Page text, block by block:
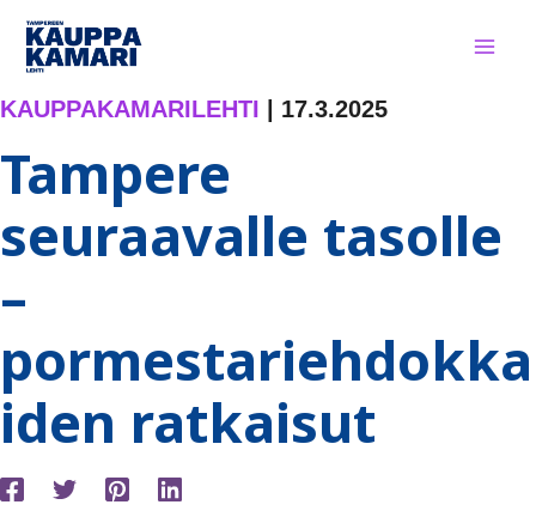
Siirry
sisältöön
KAUPPAKAMARILEHTI 17.3.2025
Tampere
seuraavalle tasolle
–
pormestariehdokka
iden ratkaisut